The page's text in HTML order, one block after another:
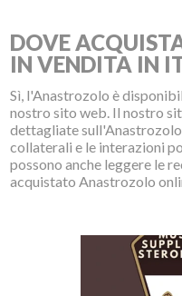
DOVE
IN VENDITA IN
Sì, l'Anastrozolo è
nostro sito web. Il nostro
dettagliate
collaterali e le interazioni
possono anche leggere le
acquistato Anastrozolo